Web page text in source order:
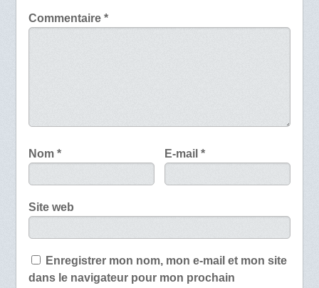
Commentaire *
Nom * E-mail*
Site web
Enregistrer mon nom, mon e-mail et mon site
dans le navigateur pour mon prochain